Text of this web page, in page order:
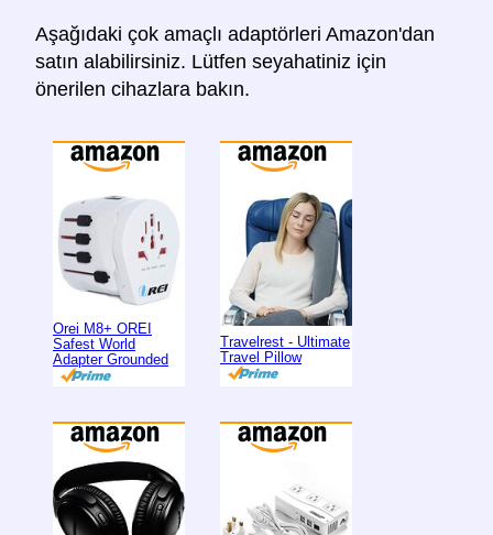
Aşağıdaki çok amaçlı adaptörleri Amazon'dan
satın alabilirsiniz. Lütfen seyahatiniz için
önerilen cihazlara bakın.
Orei M8+ OREI
Safest World
Adapter Grounded
Travelrest - Ultimate
Travel Pillow